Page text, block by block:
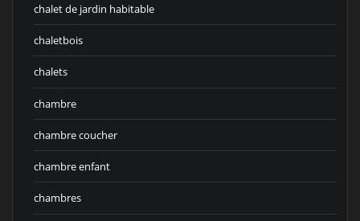
chalet de jardin habitable
chaletbois
chalets
chambre
chambre coucher
chambre enfant
chambres